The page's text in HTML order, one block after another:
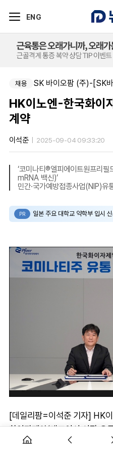
ENG
채용
HK이노엔-한국화이
계약
이석준 2025-09-04 09:33:20
‘코미나티®엘피에이트원프리
mRNA 백신)’
민간∙국가예방접종사업(NIP)유
PR 일본 주요 대학교 약학부 입시
[데일리팜=이석준 기자] HK
화이자제약(대표이사 사장
운 코로나19변이 백신 ‘코미